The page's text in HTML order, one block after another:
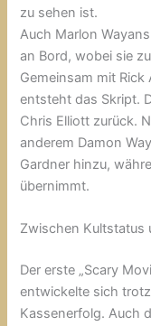
zu sehen ist.
Auch Marlon Wayans
an Bord, wobei sie
Gemeinsam mit Rick
entsteht das Skript.
Chris Elliott zurück.
anderem Damon
Gardner hinzu,
übernimmt.
Zwischen Kultstatus
Der erste „Scary
entwickelte sich
Kassenerfolg. Auch